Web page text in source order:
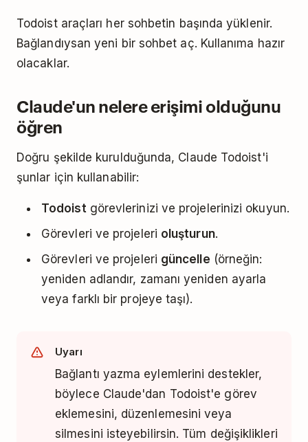
Todoist araçları her sohbetin başında yüklenir.
Bağlandıysan yeni bir sohbet aç. Kullanıma hazır
olacaklar.
Claude'un nelere erişimi olduğunu
öğren
Doğru şekilde kurulduğunda, Claude Todoist'i
şunlar için kullanabilir:
Todoistgörevlerinizi ve projelerinizi okuyun.
Görevleri ve projeleri oluşturun.
Görevleri ve projeleri güncelle (örneğin:
yeniden adlandır, zamanı yeniden ayarla
veya farklı bir projeye taşı).
Uyarı
Bağlantı yazma eylemlerini destekler,
böylece Claude'dan Todoist'e görev
eklemesini, düzenlemesini veya
silmesini isteyebilirsin. Tüm değişiklikleri